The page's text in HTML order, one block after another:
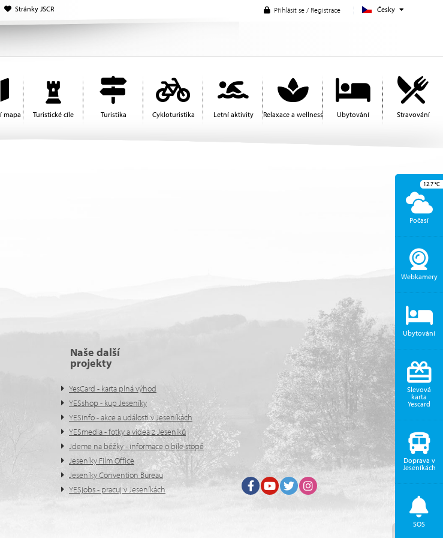
Česky
Přihlásit se / Registrace
Stránky JSCR
mapa Turistické cíle Turistika Cykloturistika Letní aktivity Relaxace a wellness Ubytování Stravování
Naše další
projekty
YesCard - karta plná výhod
YESshop - kup Jeseníky
YESinfo - akce a události v Jeseníkách
YESmedia - fotky a videa z Jeseníků
Jdeme na běžky - informace o bíle stopě
Jeseníky Film Office
Jeseníky Convention Bureau
YESjobs - pracuj v Jeseníkách
FacebookYoutubeTwitter Instagram
Počasí
12.7°C
Webkamery
Ubytování
Slevová
karta
Yescard
Doprava v
Jeseníkách
SOS